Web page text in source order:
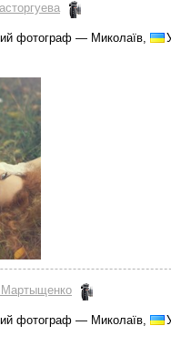
фотограф — Миколаїв,
фотограф — Миколаїв,